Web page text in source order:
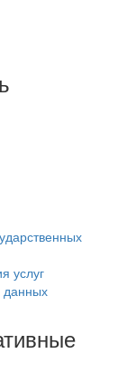
услуг
данных